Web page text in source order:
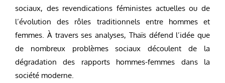
sociaux, des revendications féministes actuelles ou de
l’évolution des rôles traditionnels entre hommes et
femmes. À travers ses analyses, Thaïs défend l’idée que
de nombreux problèmes sociaux découlent de la
dégradation des rapports hommes-femmes dans la
société moderne.